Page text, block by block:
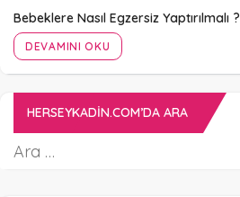
Bebeklere Nasıl Egzersiz Yaptırılmalı ?
DEVAMINI OKU
HERSEYKADIN.COM’DA ARA